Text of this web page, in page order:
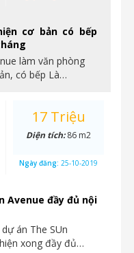
cơ bản có bếp
làm văn phòng
có bếp Là…
Avenue đầy đủ nội
án The SUn
xong đầy đủ…
17 Triệu
Diện tích:86 m2
Ngày đăng: 25-10-2019